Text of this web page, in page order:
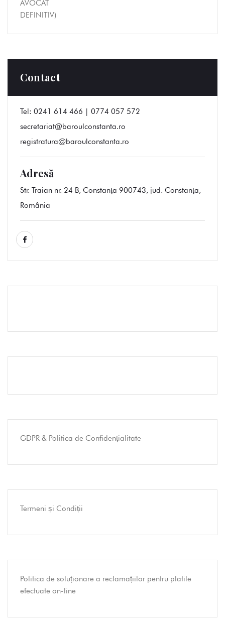
Contact
Tel: 0241 614 466 | 0774 057 572
secretariat@baroulconstanta.ro
registratura@baroulconstanta.ro
Adresă
Str. Traian nr. 24 B, Constanța 900743, jud. Constanța,
România
GDPR & Politica de Confidențialitate
Termeni și Condiții
Politica de soluționare a reclamațiilor pentru platile
efectuate on-line